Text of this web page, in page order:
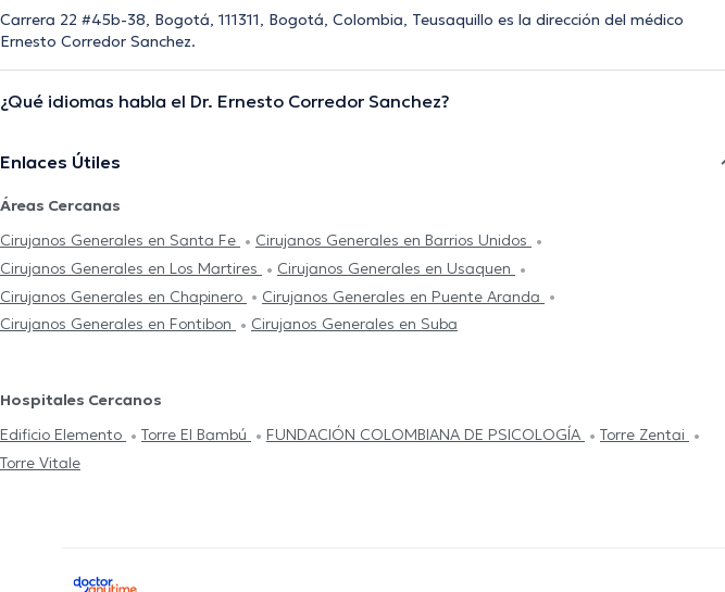
Carrera 22 #45b-38, Bogotá, 111311, Bogotá, Colombia, Teusaquillo es la dirección del médico
Ernesto Corredor Sanchez.
¿Qué idiomas habla el Dr. Ernesto Corredor Sanchez?
Enlaces Útiles
Áreas Cercanas
Cirujanos Generales en Santa Fe
Cirujanos Generales en Barrios Unidos
Cirujanos Generales en Los Martires
Cirujanos Generales en Usaquen
Cirujanos Generales en Chapinero
Cirujanos Generales en Puente Aranda
Cirujanos Generales en Fontibon
Cirujanos Generales en Suba
Hospitales Cercanos
Edificio Elemento
Torre El Bambú FUNDACIÓN COLOMBIANA DE PSICOLOGÍA
Torre Zentai
Torre Vitale